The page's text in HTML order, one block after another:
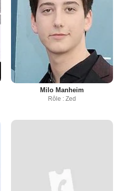
Milo Manheim
Rôle : Zed